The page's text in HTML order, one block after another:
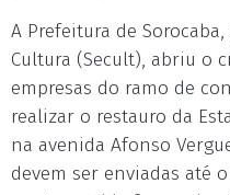
A Prefeitura de
Cultura (Secult), abriu o
empresas do ramo de
realizar o restauro da
na avenida Afonso
devem ser enviadas até